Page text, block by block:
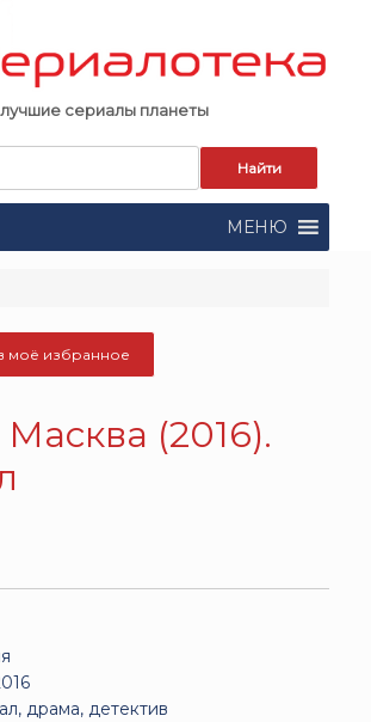
лучшие сериалы планеты
МЕНЮ
моё избранное
(2016).
драма, детектив